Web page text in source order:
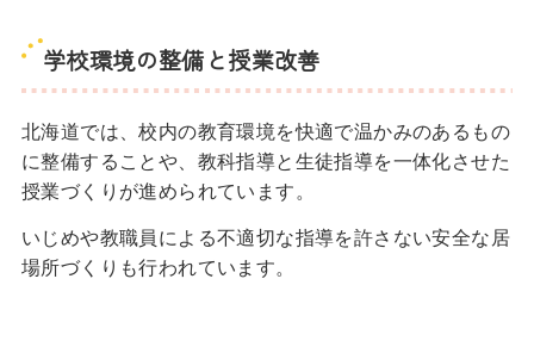
学校環境の整備と授業改善
北海道では、校内の教育環境を快適で温かみのあるもの
に整備することや、教科指導と生徒指導を一体化させた
授業づくりが進められています。
いじめや教職員による不適切な指導を許さない安全な居
場所づくりも行われています。